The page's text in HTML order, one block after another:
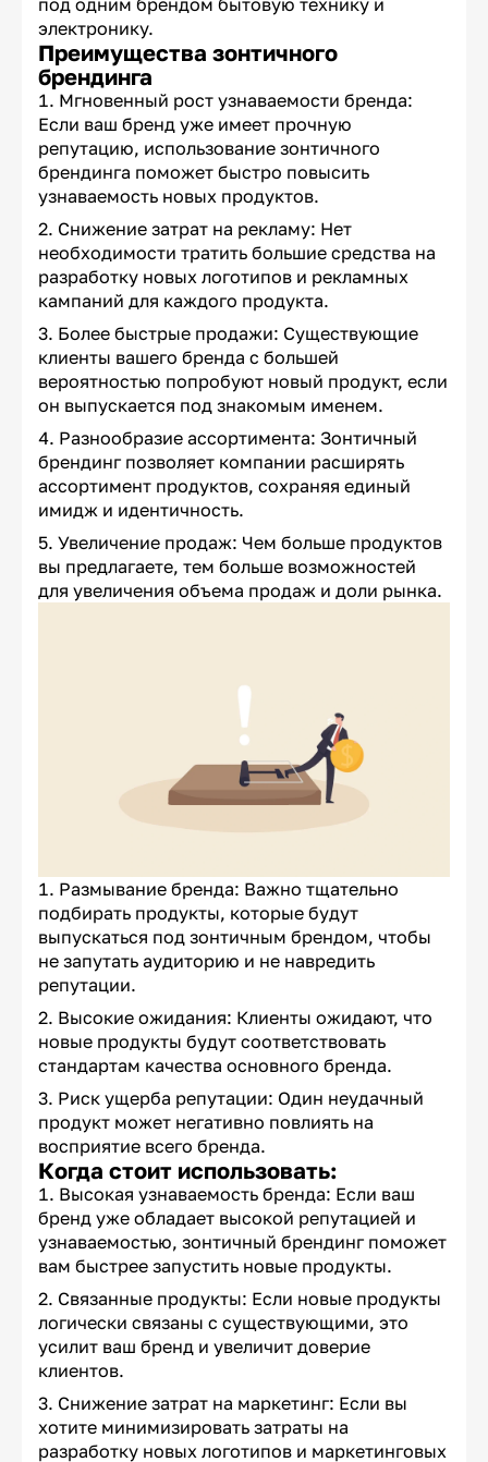
под одним брендом бытовую технику и
электронику.
Преимущества зонтичного
брендинга
Мгновенный рост узнаваемости бренда:
Если ваш бренд уже имеет прочную
репутацию, использование зонтичного
брендинга поможет быстро повысить
узнаваемость новых продуктов.
Снижение затрат на рекламу: Нет
необходимости тратить большие средства на
разработку новых логотипов и рекламных
кампаний для каждого продукта.
Более быстрые продажи: Существующие
клиенты вашего бренда с большей
вероятностью попробуют новый продукт, если
он выпускается под знакомым именем.
Разнообразие ассортимента: Зонтичный
брендинг позволяет компании расширять
ассортимент продуктов, сохраняя единый
имидж и идентичность.
Увеличение продаж: Чем больше продуктов
вы предлагаете, тем больше возможностей
для увеличения объема продаж и доли рынка.
Размывание бренда: Важно тщательно
подбирать продукты, которые будут
выпускаться под зонтичным брендом, чтобы
не запутать аудиторию и не навредить
репутации.
Высокие ожидания: Клиенты ожидают, что
новые продукты будут соответствовать
стандартам качества основного бренда.
Риск ущерба репутации: Один неудачный
продукт может негативно повлиять на
восприятие всего бренда.
Когда стоит использовать:
Высокая узнаваемость бренда: Если ваш
бренд уже обладает высокой репутацией и
узнаваемостью, зонтичный брендинг поможет
вам быстрее запустить новые продукты.
Связанные продукты: Если новые продукты
логически связаны с существующими, это
усилит ваш бренд и увеличит доверие
клиентов.
Снижение затрат на маркетинг: Если вы
хотите минимизировать затраты на
разработку новых логотипов и маркетинговых